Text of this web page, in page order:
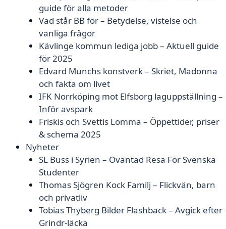
guide för alla metoder
Vad står BB för – Betydelse, vistelse och
vanliga frågor
Kävlinge kommun lediga jobb – Aktuell guide
för 2025
Edvard Munchs konstverk – Skriet, Madonna
och fakta om livet
IFK Norrköping mot Elfsborg laguppställning –
Inför avspark
Friskis och Svettis Lomma – Öppettider, priser
& schema 2025
Nyheter
SL Buss i Syrien – Oväntad Resa För Svenska
Studenter
Thomas Sjögren Kock Familj – Flickvän, barn
och privatliv
Tobias Thyberg Bilder Flashback – Avgick efter
Grindr-läcka